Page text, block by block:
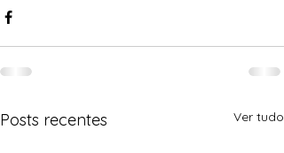
Posts recentes Ver tudo